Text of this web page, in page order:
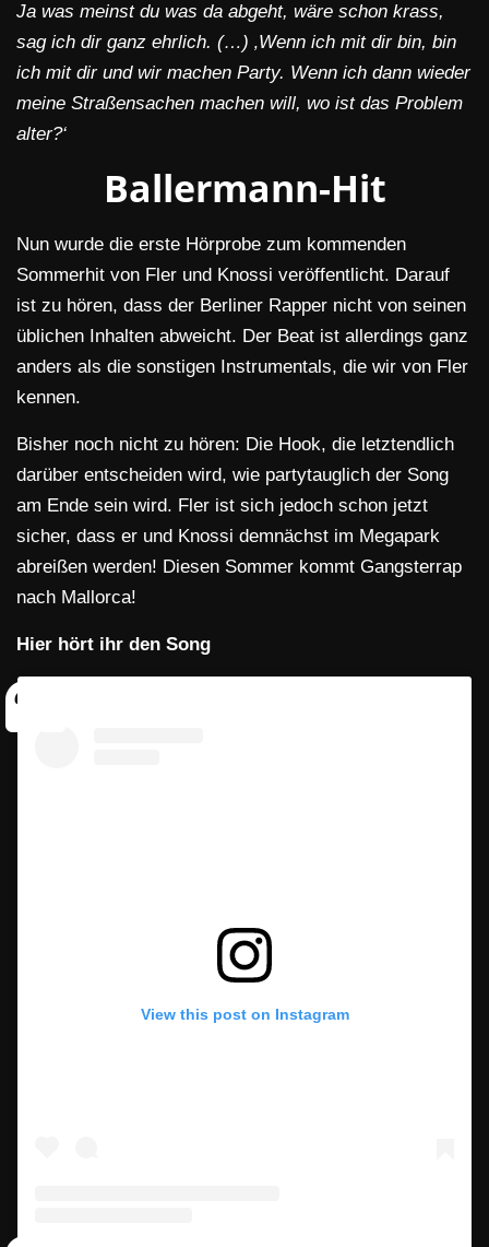
Ja was meinst du was da abgeht, wäre schon krass,
sag ich dir ganz ehrlich. (…) ‚Wenn ich mit dir bin, bin
ich mit dir und wir machen Party. Wenn ich dann wieder
meine Straßensachen machen will, wo ist das Problem
alter?‘
Ballermann-Hit
Nun wurde die erste Hörprobe zum kommenden
Sommerhit von Fler und Knossi veröffentlicht. Darauf
ist zu hören, dass der Berliner Rapper nicht von seinen
üblichen Inhalten abweicht. Der Beat ist allerdings ganz
anders als die sonstigen Instrumentals, die wir von Fler
kennen.
Bisher noch nicht zu hören: Die Hook, die letztendlich
darüber entscheiden wird, wie partytauglich der Song
am Ende sein wird. Fler ist sich jedoch schon jetzt
sicher, dass er und Knossi demnächst im Megapark
abreißen werden! Diesen Sommer kommt Gangsterrap
nach Mallorca!
Hier hört ihr den Song
View this post on Instagram